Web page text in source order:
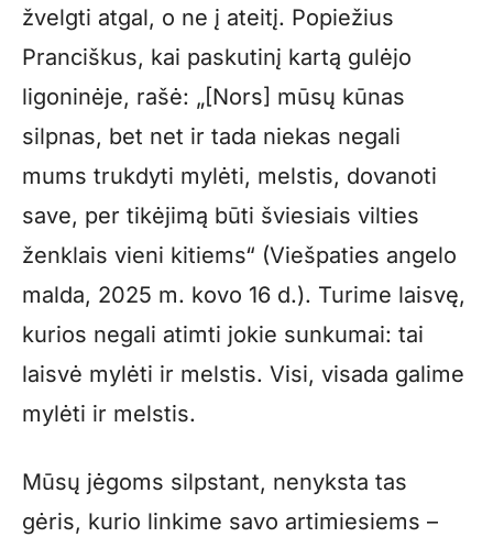
žvelgti atgal, o ne į ateitį. Popiežius
Pranciškus, kai paskutinį kartą gulėjo
ligoninėje, rašė: „[Nors] mūsų kūnas
silpnas, bet net ir tada niekas negali
mums trukdyti mylėti, melstis, dovanoti
save, per tikėjimą būti šviesiais vilties
ženklais vieni kitiems“ (Viešpaties angelo
malda, 2025 m. kovo 16 d.). Turime laisvę,
kurios negali atimti jokie sunkumai: tai
laisvė mylėti ir melstis. Visi, visada galime
mylėti ir melstis.
Mūsų jėgoms silpstant, nenyksta tas
gėris, kurio linkime savo artimiesiems –